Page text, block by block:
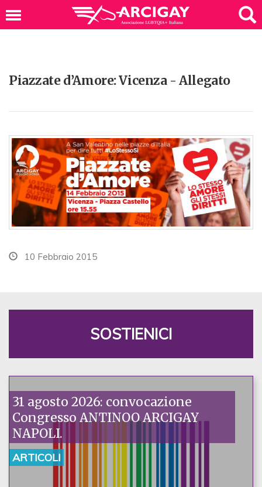
Piazzate d’Amore: Vicenza - Allegato
10 Febbraio 2015
SOSTIENICI
31 agosto 2026: convocazione
Congresso ANTINOO ARCIGAY
NAPOLI.
ARTICOLI